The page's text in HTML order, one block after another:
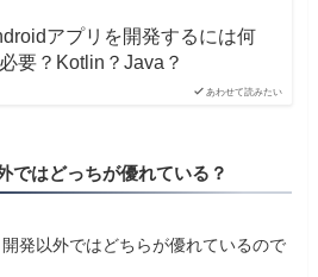
あわせて読みたい
アプリを開発するには何
要？Kotlin？Java？
ではどっちが優れている？
発以外ではどちらが優れているので